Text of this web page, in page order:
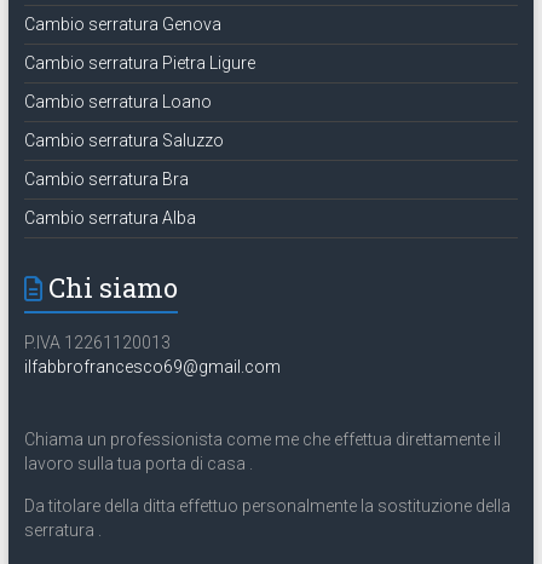
Cambio serratura Genova
Cambio serratura Pietra Ligure
Cambio serratura Loano
Cambio serratura Saluzzo
Cambio serratura Bra
Cambio serratura Alba
Chi siamo
P.IVA 12261120013
ilfabbrofrancesco69@gmail.com
Chiama un professionista come me che effettua direttamente il
lavoro sulla tua porta di casa .
Da titolare della ditta effettuo personalmente la sostituzione della
serratura .